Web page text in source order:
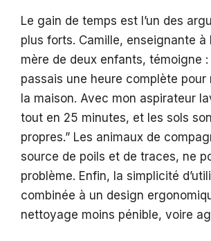
Le gain de temps est l’un des
plus forts. Camille, enseignante à
mère de deux enfants, témoigne :
passais une heure complète
la maison. Avec mon aspirateur
tout en 25 minutes, et les sols
propres.” Les animaux de
source de poils et de traces, ne
problème. Enfin, la simplicité
combinée à un design
nettoyage moins pénible, voire